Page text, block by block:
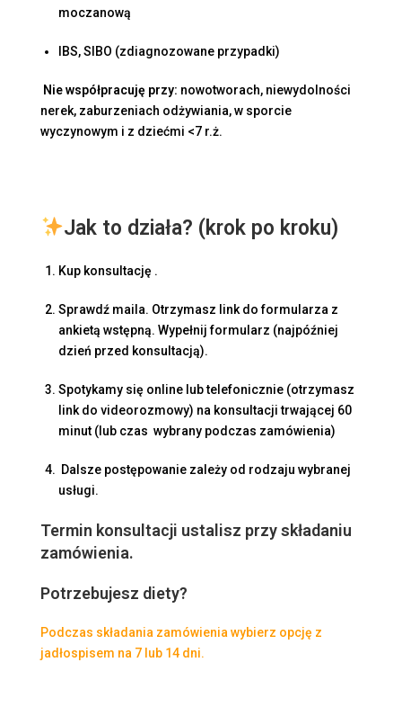
moczanową
IBS, SIBO (zdiagnozowane przypadki)
Nie współpracuję przy: nowotworach, niewydolności
nerek, zaburzeniach odżywiania, w sporcie
wyczynowym i z dziećmi <7 r.ż.
Jak to działa? (krok po kroku)
Kup konsultację .
Sprawdź maila. Otrzymasz link do formularza z
ankietą wstępną. Wypełnij formularz (najpóźniej
dzień przed konsultacją).
Spotykamy się online lub telefonicznie (otrzymasz
link do videorozmowy) na konsultacji trwającej 60
minut (lub czas wybrany podczas zamówienia)
Dalsze postępowanie zależy od rodzaju wybranej
usługi.
Termin konsultacji ustalisz przy składaniu
zamówienia.
Potrzebujesz diety?
Podczas składania zamówienia wybierz opcję z
jadłospisem na 7 lub 14 dni.